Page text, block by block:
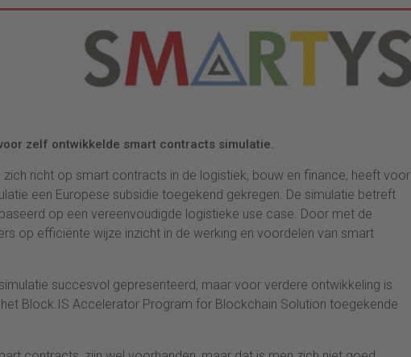
zelf ontwikkelde smart contracts simulatie.
richt op smart contracts in de logistiek, bouw en finance, heeft voor
een Europese subsidie toegekend gekregen. De simulatie betreft
op een vereenvoudigde logistieke use case. Door met de
op efficiënte wijze inzicht in de werking en voordelen van smart
succesvol gepresenteerd, maar voor verdere ontwikkeling is
Block.IS Accelerator Program for Blockchain Solution toegekende